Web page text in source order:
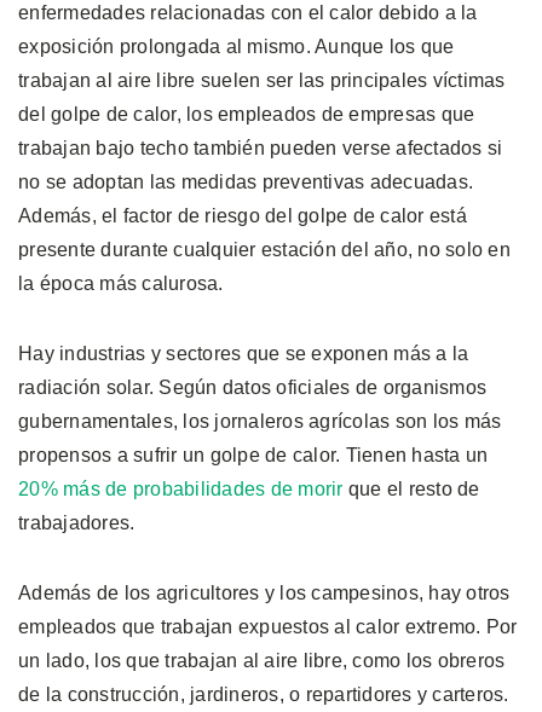
enfermedades relacionadas con el calor debido a la
exposición prolongada al mismo. Aunque los que
trabajan al aire libre suelen ser las principales víctimas
del golpe de calor, los empleados de empresas que
trabajan bajo techo también pueden verse afectados si
no se adoptan las medidas preventivas adecuadas.
Además, el factor de riesgo del golpe de calor está
presente durante cualquier estación del año, no solo en
la época más calurosa.
Hay industrias y sectores que se exponen más a la
radiación solar. Según datos oficiales de organismos
gubernamentales, los jornaleros agrícolas son los más
propensos a sufrir un golpe de calor. Tienen hasta un
20% más de probabilidades de morir que el resto de
trabajadores.
Además de los agricultores y los campesinos, hay otros
empleados que trabajan expuestos al calor extremo. Por
un lado, los que trabajan al aire libre, como los obreros
de la construcción, jardineros, o repartidores y carteros.